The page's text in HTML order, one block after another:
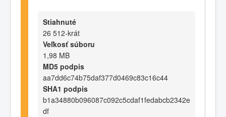
Stiahnuté
26 512-krát
Veľkosť súboru
1,98 MB
MD5 podpis
aa7dd6c74b75daf377d0469c83c16c44
SHA1 podpis
b1a34880b096087c092c5cdaf1fedabcb2342e
df